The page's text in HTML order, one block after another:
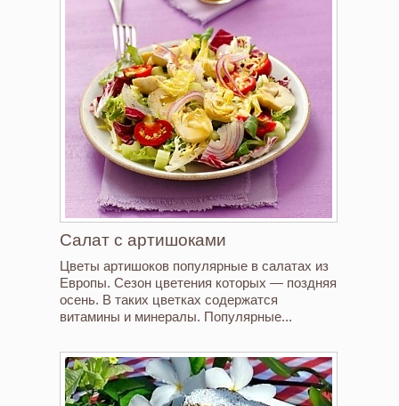
Салат с артишоками
Цветы артишоков популярные в салатах из
Европы. Сезон цветения которых — поздняя
осень. В таких цветках содержатся
витамины и минералы. Популярные...